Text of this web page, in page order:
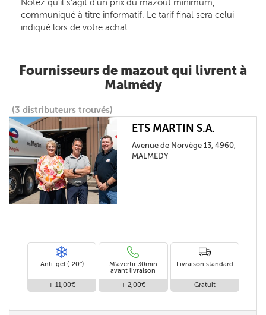
Notez qu’il s’agit d’un prix du mazout minimum,
communiqué à titre informatif. Le tarif final sera celui
indiqué lors de votre achat.
Fournisseurs de mazout qui livrent à
Malmédy
(3 distributeurs trouvés)
ETS MARTIN S.A.
Avenue de Norvège 13, 4960,
MALMEDY
Anti-gel (-20°)
+ 11,00€
M'avertir 30min
avant livraison
+ 2,00€
Livraison standard
Gratuit